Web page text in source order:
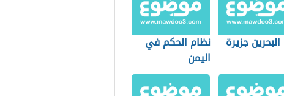
جزيرة
نظام الحكم في
اليمن